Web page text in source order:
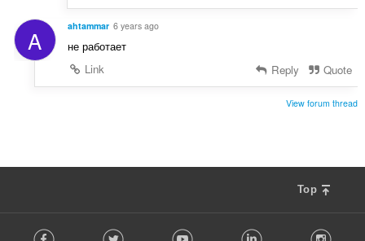
A ahtammar 6 years ago
не работает
Link
Reply Quote
View forum thread
Top
o Facebook Twitter Youtube LinkedIn